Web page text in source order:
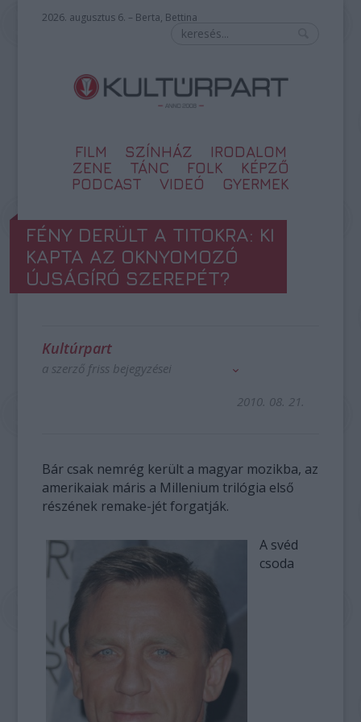
2026. augusztus 6. – Berta, Bettina
FILM SZÍNHÁZ
IRODALOM
ZENE
TÁNC FOLK
KÉPZŐ
PODCAST
VIDEÓ GYERMEK
FÉNY DERÜLT A TITOKRA: KI
KAPTA AZ OKNYOMOZÓ
ÚJSÁGÍRÓ SZEREPÉT?
Kultúrpart
a szerző friss bejegyzései
2010. 08. 21.
Bár csak nemrég került a magyar mozikba, az
amerikaiak máris a Millenium trilógia első
részének remake-jét forgatják.
A svéd
csoda